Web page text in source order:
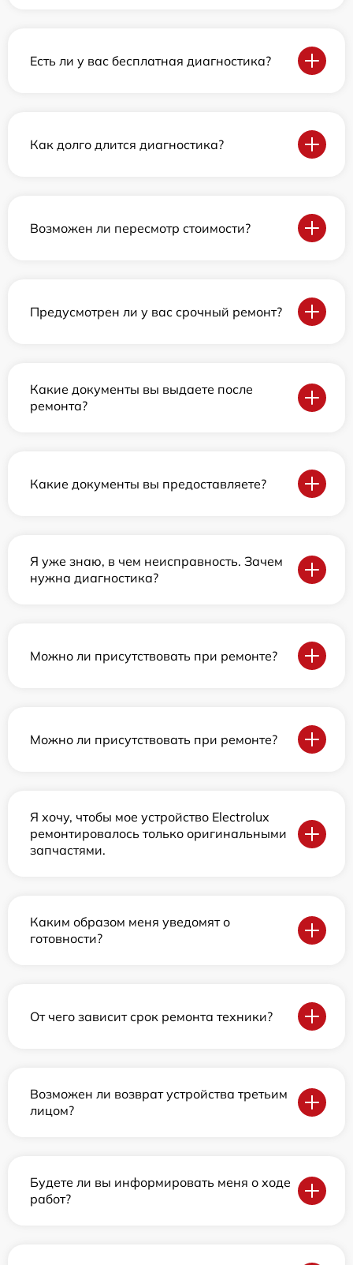
Есть ли у вас бесплатная диагностика?
Как долго длится диагностика?
Возможен ли пересмотр стоимости?
Предусмотрен ли у вас срочный ремонт?
Какие документы вы выдаете после
ремонта?
Какие документы вы предоставляете?
Я уже знаю, в чем неисправность. Зачем
нужна диагностика?
Можно ли присутствовать при ремонте?
Можно ли присутствовать при ремонте?
Я хочу, чтобы мое устройство Electrolux
ремонтировалось только оригинальными
запчастями.
Каким образом меня уведомят о
готовности?
От чего зависит срок ремонта техники?
Возможен ли возврат устройства третьим
лицом?
Будете ли вы информировать меня о ходе
работ?